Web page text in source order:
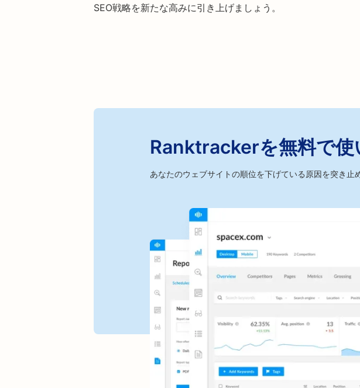
SEO戦略を新たな高みに引き上げましょう。
Ranktrackerを無料で使
あなたのウェブサイトの順位を下げている原因を突き止